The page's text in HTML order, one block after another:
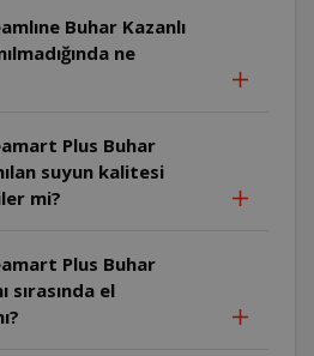
Buhar Kazanlı
ne
Plus Buhar
suyun kalitesi
mi?
Plus Buhar
sırasında el